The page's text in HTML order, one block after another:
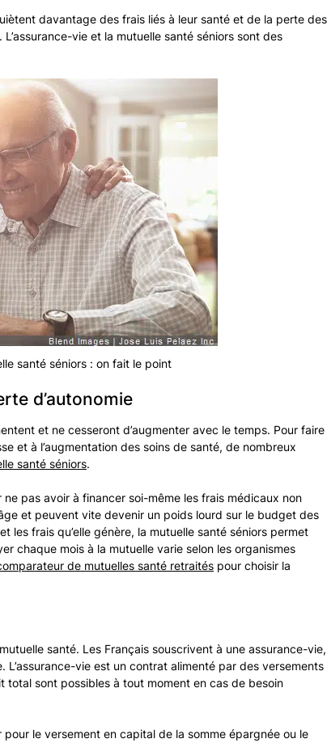
davantage des frais liés à leur santé et de la perte des
vie et la mutuelle santé séniors sont des
santé séniors : on fait le point
d’autonomie
et ne cesseront d’augmenter avec le temps. Pour faire
et à l’augmentation des soins de santé, de nombreux
santé séniors.
pas avoir à financer soi-même les frais médicaux non
et peuvent vite devenir un poids lourd sur le budget des
les frais qu’elle génère, la mutuelle santé séniors permet
chaque mois à la mutuelle varie selon les organismes
de mutuelles santé retraités pour choisir la
santé. Les Français souscrivent à une assurance-vie,
vie est un contrat alimenté par des versements
sont possibles à tout moment en cas de besoin
le versement en capital de la somme épargnée ou le